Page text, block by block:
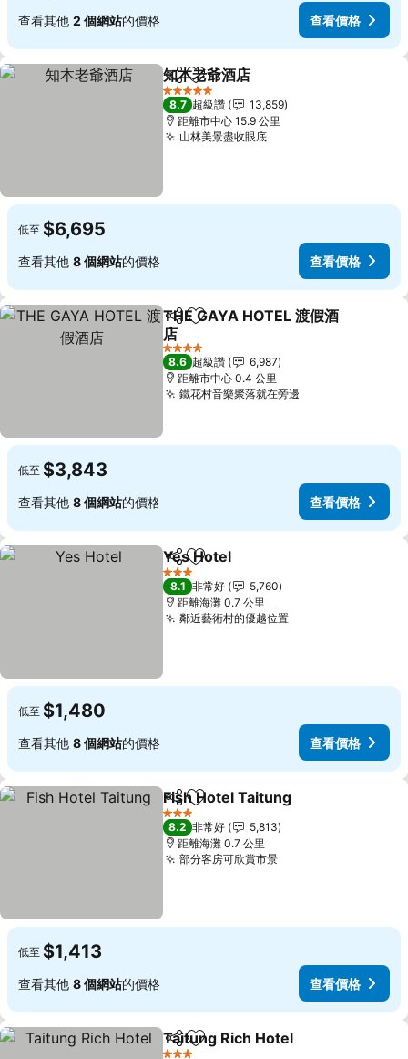
查看其他 2 個網站的價格 查看價格
分享 加入我的最愛
知本老爺酒店
5 星級
8.7 超級讚
13,859
距離市中心 15.9 公里
山林美景盡收眼底
低至 $6,695
查看其他 8 個網站的價格 查看價格
分享 加入我的最愛
THE GAYA HOTEL 渡假酒
店
4 星級
8.6 超級讚
6,987
距離市中心 0.4 公里
鐵花村音樂聚落就在旁邊
低至 $3,843
查看其他 8 個網站的價格 查看價格
分享 加入我的最愛
Yes Hotel
3 星級
8.1 非常好
5,760
距離海灘 0.7 公里
鄰近藝術村的優越位置
低至 $1,480
查看其他 8 個網站的價格 查看價格
分享 加入我的最愛
Fish Hotel Taitung
3 星級
8.2 非常好
5,813
距離海灘 0.7 公里
部分客房可欣賞市景
低至 $1,413
查看其他 8 個網站的價格 查看價格
分享 加入我的最愛
Taitung Rich Hotel